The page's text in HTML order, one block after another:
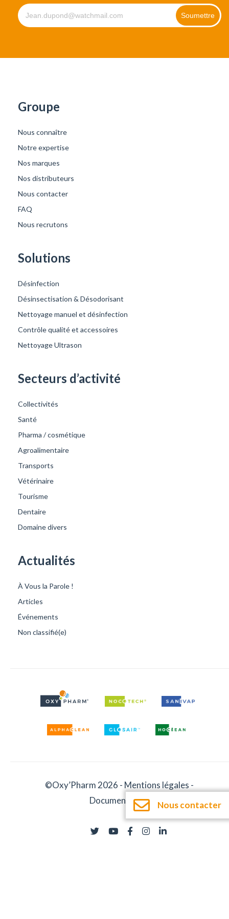
Groupe
Nous connaître
Notre expertise
Nos marques
Nos distributeurs
Nous contacter
FAQ
Nous recrutons
Solutions
Désinfection
Désinsectisation & Désodorisant
Nettoyage manuel et désinfection
Contrôle qualité et accessoires
Nettoyage Ultrason
Secteurs d’activité
Collectivités
Santé
Pharma / cosmétique
Agroalimentaire
Transports
Vétérinaire
Tourisme
Dentaire
Domaine divers
Actualités
À Vous la Parole !
Articles
Événements
Non classifié(e)
©Oxy’Pharm 2026 - Mentions légales -
Documentation
Nous contacter